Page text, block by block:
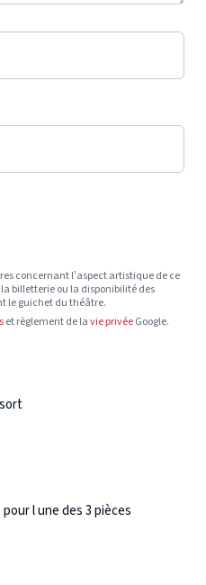
concernant l’aspect artistique de ce
billetterie ou la disponibilité des
le guichet du théâtre.
et règlement de lavie privéeGoogle.
l une des 3 pièces